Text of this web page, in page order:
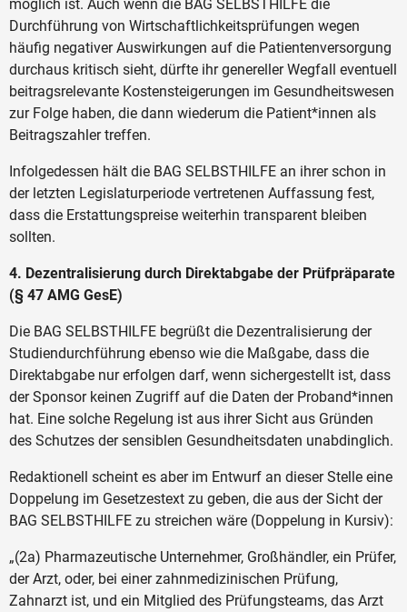
möglich ist. Auch wenn die BAG SELBSTHILFE die
Durchführung von Wirtschaftlichkeitsprüfungen wegen
häufig negativer Auswirkungen auf die Patientenversorgung
durchaus kritisch sieht, dürfte ihr genereller Wegfall eventuell
beitragsrelevante Kostensteigerungen im Gesundheitswesen
zur Folge haben, die dann wiederum die Patient*innen als
Beitragszahler treffen.
Infolgedessen hält die BAG SELBSTHILFE an ihrer schon in
der letzten Legislaturperiode vertretenen Auffassung fest,
dass die Erstattungspreise weiterhin transparent bleiben
sollten.
4. Dezentralisierung durch Direktabgabe der Prüfpräparate
(§ 47 AMG GesE)
Die BAG SELBSTHILFE begrüßt die Dezentralisierung der
Studiendurchführung ebenso wie die Maßgabe, dass die
Direktabgabe nur erfolgen darf, wenn sichergestellt ist, dass
der Sponsor keinen Zugriff auf die Daten der Proband*innen
hat. Eine solche Regelung ist aus ihrer Sicht aus Gründen
des Schutzes der sensiblen Gesundheitsdaten unabdinglich.
Redaktionell scheint es aber im Entwurf an dieser Stelle eine
Doppelung im Gesetzestext zu geben, die aus der Sicht der
BAG SELBSTHILFE zu streichen wäre (Doppelung in Kursiv):
„(2a) Pharmazeutische Unternehmer, Großhändler, ein Prüfer,
der Arzt, oder, bei einer zahnmedizinischen Prüfung,
Zahnarzt ist, und ein Mitglied des Prüfungsteams, das Arzt